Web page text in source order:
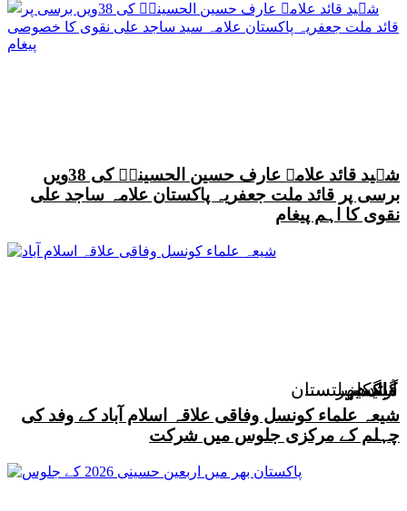
سندھ
کشمیر
ملک بھر سے
آرٹیکلز
گلگت بلتستان
قیادت
شہید قائد علامہ عارف حسین الحسینیؒ کی 38ویں
برسی پر قائد ملت جعفریہ پاکستان علامہ ساجد علی
نقوی کا اہم پیغام
شیعہ علماء کونسل وفاقی علاقہ اسلام آباد کے وفد کی
چہلم کے مرکزی جلوس میں شرکت